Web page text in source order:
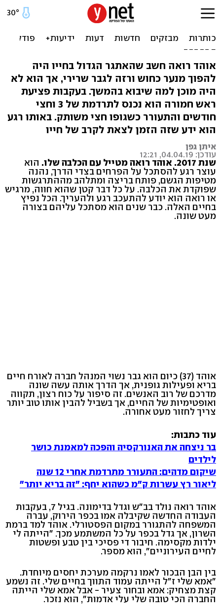
אחרי 3 חודשים בתרדמת -
הספורט הציל את חייו של
אוהד
אוהד רואה חשב שהאתגר הגדול בחייו היה
להפוך מנער כחוש ורזה לגבר שרירי, אך הוא לא
היה מוכן למה שיבוא בהמשך. בעקבות פציעת
ראש חמורה הוא נכנס לתרדמת של 3 וחצי
חודשים והתעורר כשגופו חצי משותק. באותו רגע
הוא ידע שזה הזמן לצאת לקרב של חייו
איתן גפן
עודכן: 04.04.19, 12:21
שנת 2017. אוהד רואה מטייל עם הכלבה שלו. הוא
עוצר רגע להסתכל על הפרחים בצדי הדרך, נהנה
מטיפות הגשם, פותח בריצה ומתלהב מההתרגשות
שפוקדת את הכלבה. על כל דבר קטן שהוא חווה, מרגיש
או רואה הוא יודע להתעכב רגע ולהעריך. הכל נפיץ
בחיים האלה. כבר שנים הוא מסתכל עליהם בצורה
מעט שונה.
אוהד (37) כיום הוא גבר נשוי המנהל חברה לאורח חיים
בריא ופעילות גופנית, אך הדרך אותה עשה שונה
מדרכם של רוב האנשים. זה סיפור על כוח רצון, תקווה
ואופטימיות של החיים, אך בשביל להבין אותו טוב יותר
צריך לחזור מעט אחורה.
עוד כתבות:
בר ניצחה את האנורקסיה והפכה למאמנת כושר
לילדים
שיקום מדהים: התעורר מתרדמת אחרי 12 שנה
ליאור רץ עשרות ק"מ כשהוא יחף: "זה בריא יותר"
אוהד רואה נולד בב"ש וגדל בדימונה. בגיל 7, בעקבות
העבודה החדשה שקיבלה אמו בכפר הירוק, עברה
המשפחה להתגורר במקום הפסטורלי. אוהד למד ברמת
השרון, אך גדל בכפר על כל המשתמע מכך. "הייתה לי
ילדות מקסימה. חיבור די פסיכי בין טבע ופשטות
לחיים העירוניים", הוא מספר.
בין הבן הבכור לאמו נרקמה מערכת יחסים מיוחדת.
"אמא שלי ז"ל הייתה עמוד התווך בחיים שלי. זה נשמע
קצת מצחיק: אמא ובחור צעיר - אבל אמא שלי הייתה
החברה הכי טובה שלי עלי אדמות", הוא נזכר.